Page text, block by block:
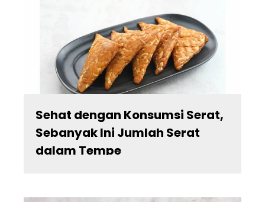
Sehat dengan Konsumsi Serat,
Sebanyak Ini Jumlah Serat
dalam Tempe